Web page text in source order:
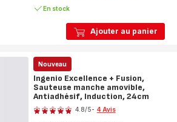
Ajouter au panier
En stock
Nouveau
Ingenio Excellence + Fusion,
Sauteuse manche amovible,
Antiadhésif, Induction, 24cm
Note
4.8/5- 4 Avis